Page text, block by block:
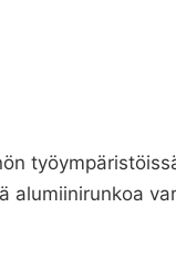
alumiinirunkoa